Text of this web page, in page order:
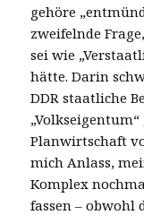
gehöre
zweifelnde
sei wie
hätte. Darin
DDR staatliche
Planwirtschaft
mich Anlass,
Komplex
fassen – obwohl